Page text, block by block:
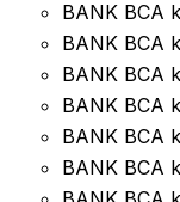
BANK BCA
BANK BCA
BANK BCA
BANK BCA
BANK BCA
BANK BCA